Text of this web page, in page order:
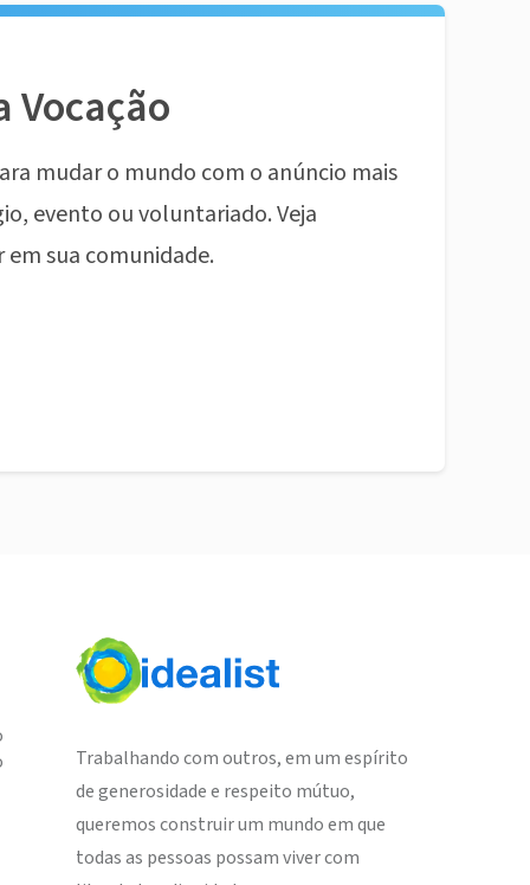
Vocação
mudar o mundo com o anúncio mais
evento ou voluntariado. Veja
sua comunidade.
Trabalhando com outros, em um espírito
de generosidade e respeito mútuo,
queremos construir um mundo em que
todas as pessoas possam viver com